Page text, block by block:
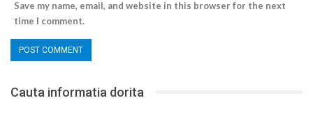
Save my name, email, and website in this browser for the next
time I comment.
Cauta informatia dorita